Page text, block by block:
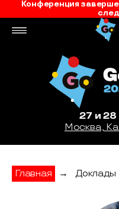
Конференция
27 и
Москва,
Главная → Доклады